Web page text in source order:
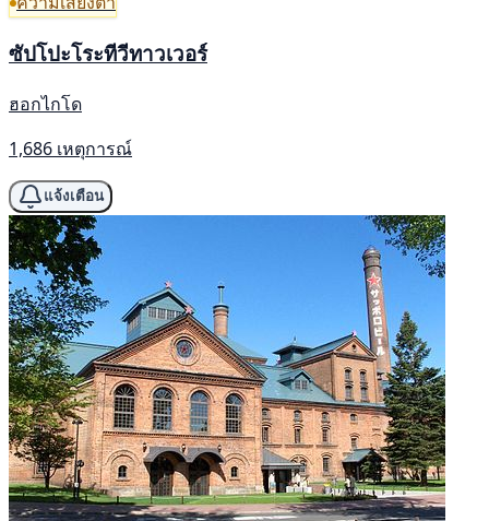
ซัปโปะโระทีวีทาวเวอร์
ฮอกไกโด
1,686 เหตุการณ์
แจ้งเตือน